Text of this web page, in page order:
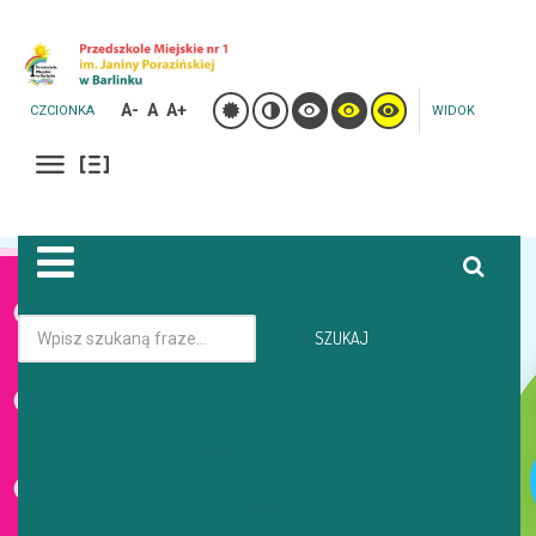
CZCIONKA A- A A+ WIDOK
SZUKAJ
Jesteś tutaj:Strona główna
DZIEŃ NIEPODLEGŁOŚCI - GRUPA ZAJĄCZKI I WIEWIÓRKI -LEŚNA